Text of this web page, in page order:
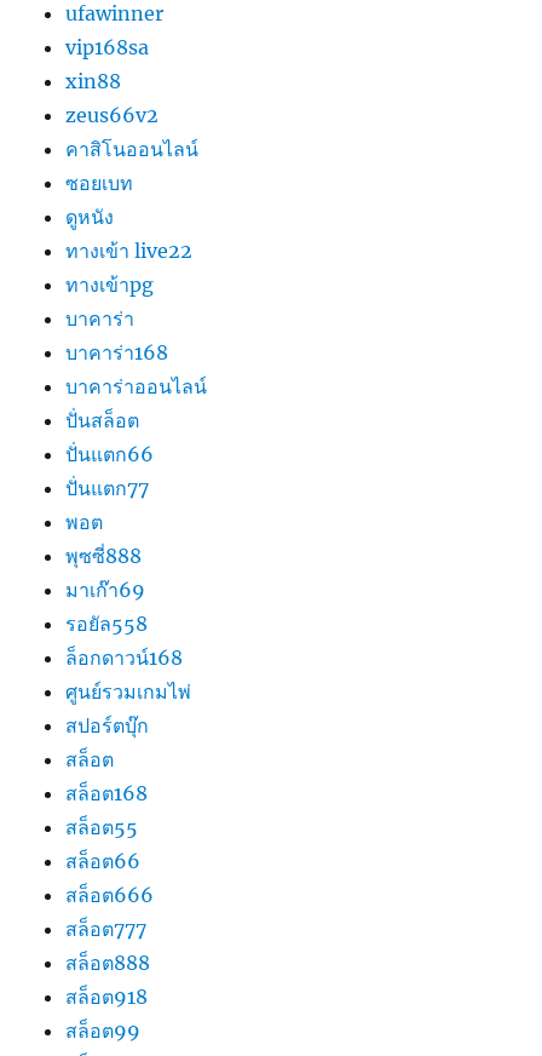
ufawinner
vip168sa
xin88
zeus66v2
คาสิโนออนไลน์
ซอยเบท
ดูหนัง
ทางเข้า live22
ทางเข้าpg
บาคาร่า
บาคาร่า168
บาคาร่าออนไลน์
ปั่นสล็อต
ปั่นแตก66
ปั่นแตก77
พอต
พุซซี่888
มาเก๊า69
รอยัล558
ล็อกดาวน์168
ศูนย์รวมเกมไพ่
สปอร์ตบุ๊ก
สล็อต
สล็อต168
สล็อต55
สล็อต66
สล็อต666
สล็อต777
สล็อต888
สล็อต918
สล็อต99